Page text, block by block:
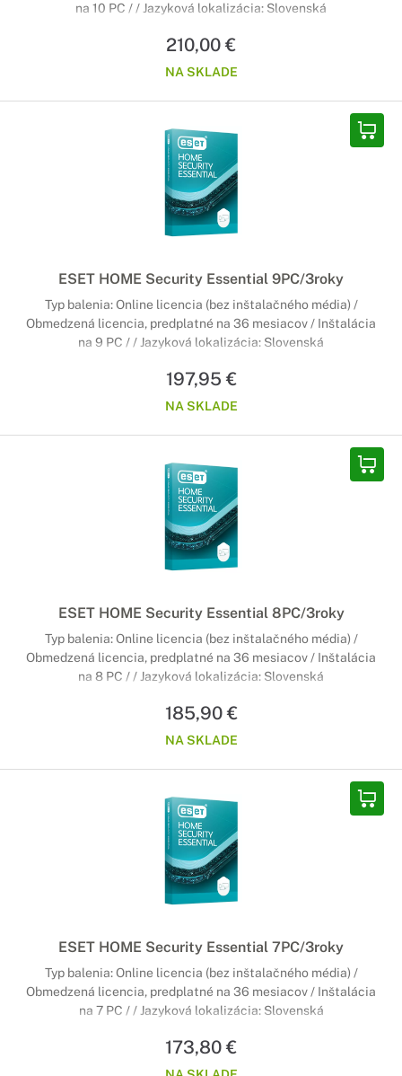
na 10 PC / / Jazyková lokalizácia: Slovenská
210,00 €
NA SKLADE
ESET HOME Security Essential 9PC/3roky
Typ balenia: Online licencia (bez inštalačného média) /
Obmedzená licencia, predplatné na 36 mesiacov / Inštalácia
na 9 PC / / Jazyková lokalizácia: Slovenská
197,95 €
NA SKLADE
ESET HOME Security Essential 8PC/3roky
Typ balenia: Online licencia (bez inštalačného média) /
Obmedzená licencia, predplatné na 36 mesiacov / Inštalácia
na 8 PC / / Jazyková lokalizácia: Slovenská
185,90 €
NA SKLADE
ESET HOME Security Essential 7PC/3roky
Typ balenia: Online licencia (bez inštalačného média) /
Obmedzená licencia, predplatné na 36 mesiacov / Inštalácia
na 7 PC / / Jazyková lokalizácia: Slovenská
173,80 €